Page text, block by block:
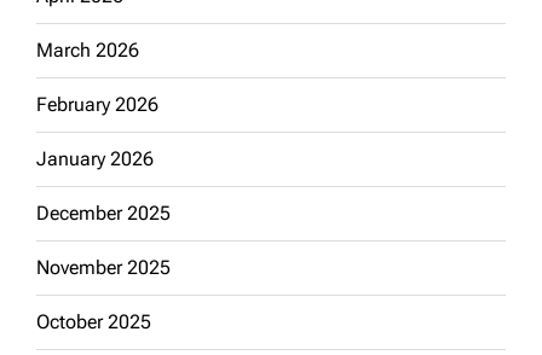
March 2026
February 2026
January 2026
December 2025
November 2025
October 2025